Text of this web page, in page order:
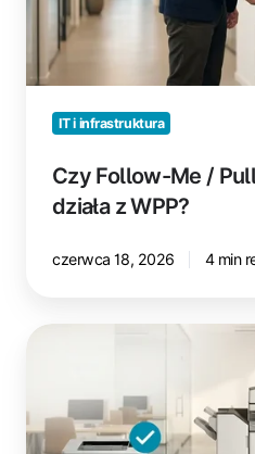
nadal
działa
z
WPP?
IT i infrastruktura
Czy Follow-Me /
działa z WPP?
czerwca 18, 2026 4 min
Jak
drukarka
ma